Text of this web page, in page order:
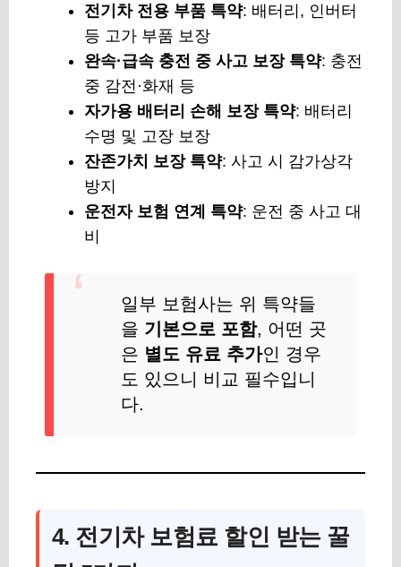
전기차 전용 부품 특약: 배터리, 인버터
등 고가 부품 보장
완속·급속 충전 중 사고 보장 특약: 충전
중 감전·화재 등
자가용 배터리 손해 보장 특약: 배터리
수명 및 고장 보장
잔존가치 보장 특약: 사고 시 감가상각
방지
운전자 보험 연계 특약: 운전 중 사고 대
비
일부 보험사는 위 특약들
을 기본으로 포함, 어떤 곳
은 별도 유료 추가인 경우
도 있으니 비교 필수입니
다.
4. 전기차 보험료 할인 받는 꿀